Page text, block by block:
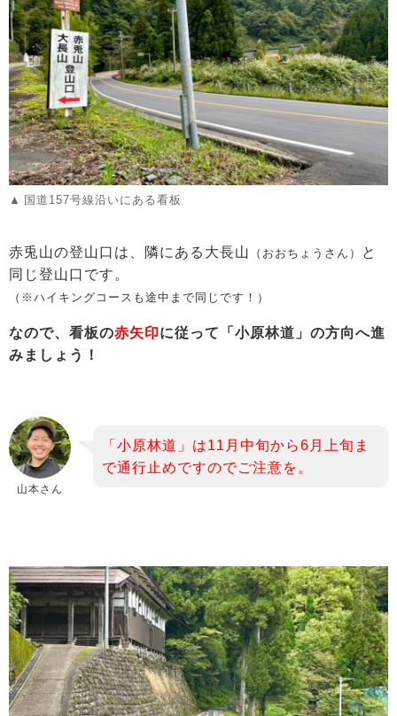
国道157号線沿いにある看板
赤兎山の登山口は、隣にある大長山 （おおちょうさん）
と
同じ登山口です。
（※ハイキングコースも途中まで同じです！）
なので、看板の赤矢印に従って「小原林道」の方向へ進
みましょう！
山本さん
「小原林道」は11月中旬から6月上旬ま
で通行止めですのでご注意を。